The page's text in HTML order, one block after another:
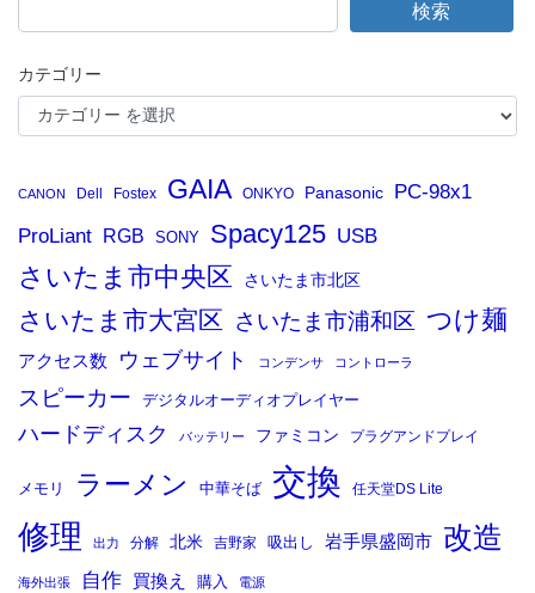
検索
カテゴリー
CANON Dell Fostex GAIA ONKYO Panasonic PC-98x1
ProLiant RGB SONY Spacy125 USB
さいたま市中央区 さいたま市北区
さいたま市大宮区 さいたま市浦和区 つけ麺
アクセス数 ウェブサイト コンデンサ コントローラ
スピーカー デジタルオーディオプレイヤー
ハードディスク バッテリー ファミコン プラグアンドプレイ
メモリ ラーメン 中華そば 交換 任天堂DS Lite
修理 出力 分解 北米 吉野家 吸出し 岩手県盛岡市 改造
海外出張 自作 買換え 購入 電源